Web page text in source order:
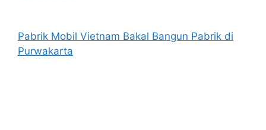
Pabrik Mobil Vietnam Bakal Bangun Pabrik di
Purwakarta